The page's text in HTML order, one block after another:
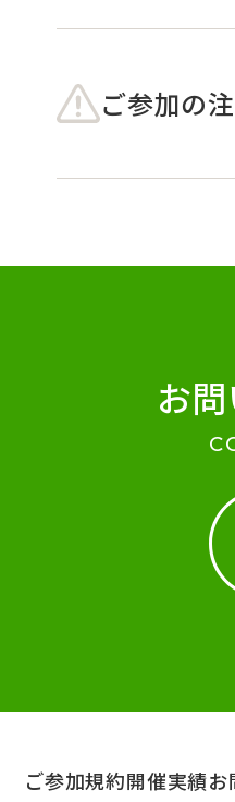
ご参加の
お
ご参加規約開催実績お